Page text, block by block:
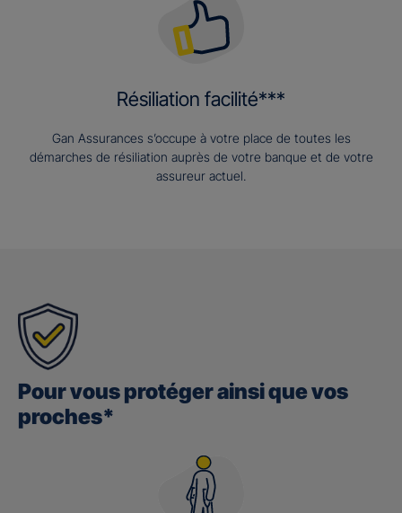
Résiliation facilité***
Gan Assurances s’occupe à votre place de toutes les
démarches de résiliation auprès de votre banque et de votre
assureur actuel.
Pour vous protéger ainsi que vos
proches*